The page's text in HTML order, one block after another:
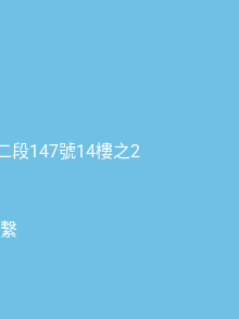
段147號14樓之2